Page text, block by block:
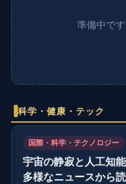
準備中で
科学・健康・テック
国際・科学・テクノロジー
宇宙の静寂と人工知
多様なニュースから